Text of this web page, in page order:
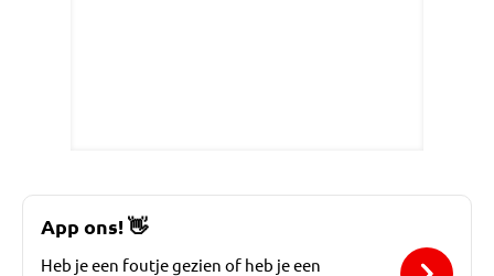
App ons!👋
Heb je een foutje gezien of heb je een